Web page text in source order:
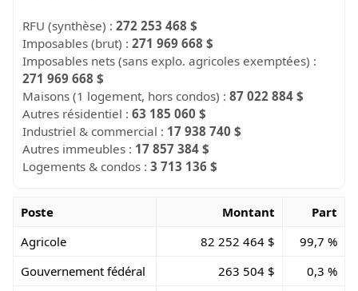
RFU (synthèse) :272 253 468 $
Imposables (brut) :271 969 668 $
Imposables nets (sans explo. agricoles exemptées) :
271 969 668 $
Maisons (1 logement, hors condos) :87 022 884 $
Autres résidentiel :63 185 060 $
Industriel & commercial : 17 938 740 $
Autres immeubles : 17 857 384 $
Logements & condos :3 713 136 $
Poste Montant
Part
Agricole
82 252 464 $
99,7 %
Gouvernement fédéral
263 504 $
0,3 %